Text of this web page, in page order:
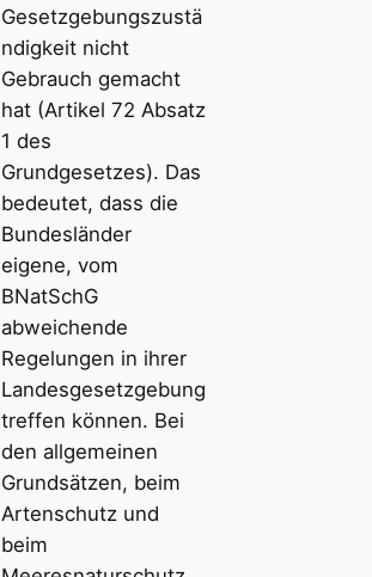
Gesetzgebungszustä
ndigkeit nicht
Gebrauch gemacht
hat (Artikel 72 Absatz
1 des
Grundgesetzes). Das
bedeutet, dass die
Bundesländer
eigene, vom
BNatSchG
abweichende
Regelungen in ihrer
Landesgesetzgebung
treffen können. Bei
den allgemeinen
Grundsätzen, beim
Artenschutz und
beim